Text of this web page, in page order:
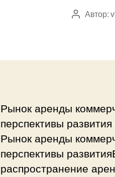
Автор
Автор:
Рынок аренды
перспективы развития
Рынок аренды
перспективы
распространение